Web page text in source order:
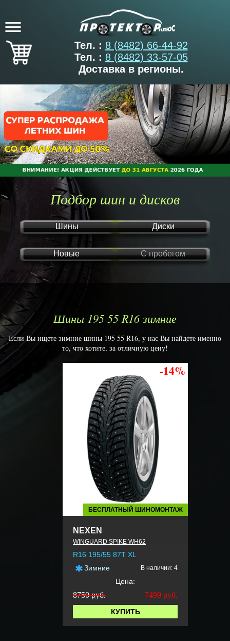
Тел. : 8 (8482) 66-44-92
Тел. : 8 (8482) 33-57-05
Доставка в регионы.
Подбор шин и дисков
Шины Диски
Новые С пробегом
Шины 195 55 R16 зимние
Если Вы ищете зимние шины 195 55 R16, у нас Вы найдете именно
то, что хотите, за отличную цену!
-14%
БЕСПЛАТНЫЙ ШИНОМОНТАЖ
NEXEN
WINGUARD SPIKE WH62
R16 195/55 87T XL
Зимние
В наличии: 4
Цена:
8750 руб. 7499 руб.
КУПИТЬ